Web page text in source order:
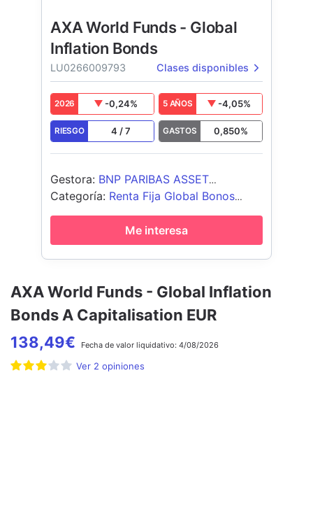
AXA World Funds - Global Inflation
Bonds A Capitalisation EUR
138,49€ Fecha de valor liquidativo: 4/08/2026
Ver 2 opiniones
AXA World Funds - Global
Inflation Bonds
LU0266009793 Clases disponibles
2026 -0,24% 5 AÑOS -4,05%
RIESGO 4 /7 GASTOS 0,850%
Gestora: BNP PARIBAS ASSET
MANAGEMENT Europe
Categoría: Renta Fija Global Bonos
Ligados a la Inflación - EUR Cubierto
Me interesa